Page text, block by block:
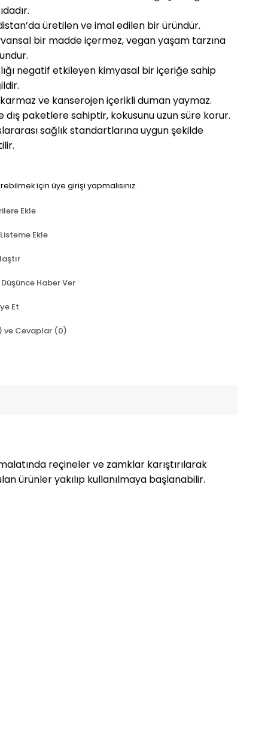
üretilen ve imal edilen bir üründür.
bir madde içermez, vegan yaşam tarzına
negatif etkileyen kimyasal bir içeriğe sahip
ve kanserojen içerikli duman yaymaz.
dış paketlere sahiptir, kokusunu uzun süre korur.
sağlık standartlarına uygun şekilde
için üye girişi yapmalısınız.
Ekle
Ekle
Haber Ver
Et
ve Cevaplar (0)
reçineler ve zamklar karıştırılarak
ürünler yakılıp kullanılmaya başlanabilir.